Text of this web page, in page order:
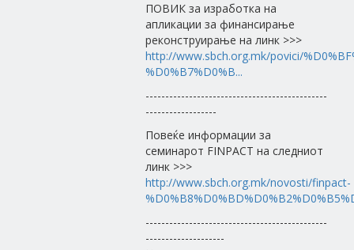
ПОВИК за изработка на
апликации за финансирање
реконструирање на линк >>>
http://www.sbch.org.mk/povici/
%D0%B7%D0%B...
----------------------------------------------
------------------
Повеќе информации за
семинарот FINPACT на следниот
линк >>>
http://www.sbch.org.mk/novosti/finpact-
----------------------------------------------
--------------------